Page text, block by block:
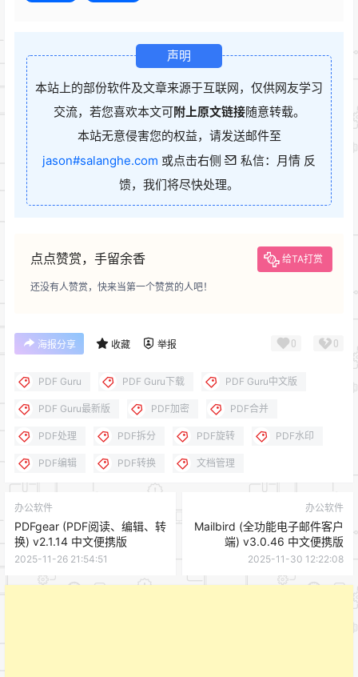
声明
本站上的部份软件及文章来源于互联网，仅供网友学习
交流，若您喜欢本文可附上原文链接随意转载。
本站无意侵害您的权益，请发送邮件至
jason#salanghe.com 或点击右侧
私信：月情 反
馈，我们将尽快处理。
点点赞赏，手留余香 给TA打赏
还没有人赞赏，快来当第一个赞赏的人吧！
海报分享 收藏 举报 0 0
PDF Guru PDF Guru下载 PDF Guru中文版
PDF Guru最新版 PDF加密 PDF合并
PDF处理 PDF拆分 PDF旋转 PDF水印
PDF编辑 PDF转换 文档管理
办公软件
PDFgear (PDF阅读、编辑、转
换) v2.1.14 中文便携版
2025-11-26 21:54:51
办公软件
Mailbird (全功能电子邮件客户
端) v3.0.46 中文便携版
2025-11-30 12:22:08